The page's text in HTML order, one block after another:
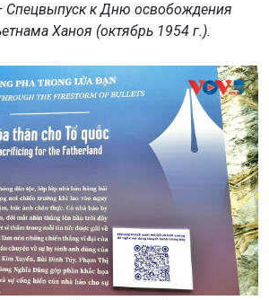
Спецвыпуск к Дню освобождения
Ханоя (октябрь 1954 г.).